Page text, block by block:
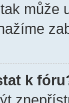
může
k